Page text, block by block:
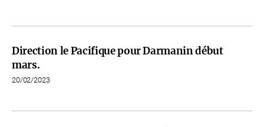
Direction le Pacifique pour Darmanin début
mars.
20/02/2023